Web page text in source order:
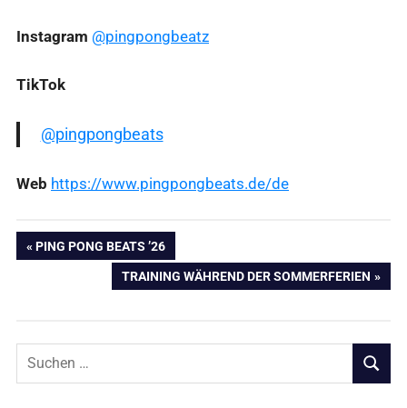
Instagram @pingpongbeatz
TikTok
@pingpongbeats
Web https://www.pingpongbeats.de/de
Beitragsnavigation
VORHERIGER
PING PONG BEATS ’26
NÄCHSTER
TRAINING WÄHREND DER SOMMERFERIEN
nach: